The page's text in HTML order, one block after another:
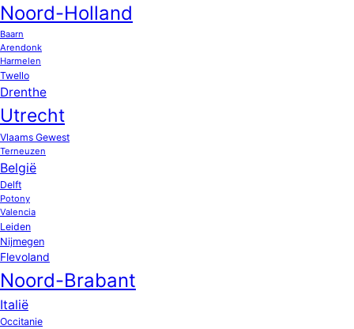
Noord-Holland
Baarn
Arendonk
Harmelen
Twello
Drenthe
Utrecht
Vlaams Gewest
Terneuzen
België
Delft
Potony
Valencia
Leiden
Nijmegen
Flevoland
Noord-Brabant
Italië
Occitanie